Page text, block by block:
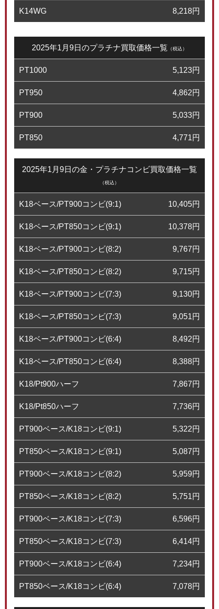
K14WG 8,218円
2025年1月9日のプラチナ買取価格一覧 （税込）
PT1000 5,123円
PT950 4,862円
PT900 5,033円
PT850 4,771円
2025年1月9日の金・プラチナコンビ買取価格一覧
（税込）
K18ベース/PT900コンビ(9:1) 10,405円
K18ベース/PT850コンビ(9:1) 10,378円
K18ベース/PT900コンビ(8:2) 9,767円
K18ベース/PT850コンビ(8:2) 9,715円
K18ベース/PT900コンビ(7:3) 9,130円
K18ベース/PT850コンビ(7:3) 9,051円
K18ベース/PT900コンビ(6:4) 8,492円
K18ベース/PT850コンビ(6:4) 8,388円
K18/Pt900ハーフ 7,867円
K18/Pt850ハーフ 7,736円
PT900ベース/K18コンビ(9:1) 5,322円
PT850ベース/K18コンビ(9:1) 5,087円
PT900ベース/K18コンビ(8:2) 5,959円
PT850ベース/K18コンビ(8:2) 5,751円
PT900ベース/K18コンビ(7:3) 6,596円
PT850ベース/K18コンビ(7:3) 6,414円
PT900ベース/K18コンビ(6:4) 7,234円
PT850ベース/K18コンビ(6:4) 7,078円